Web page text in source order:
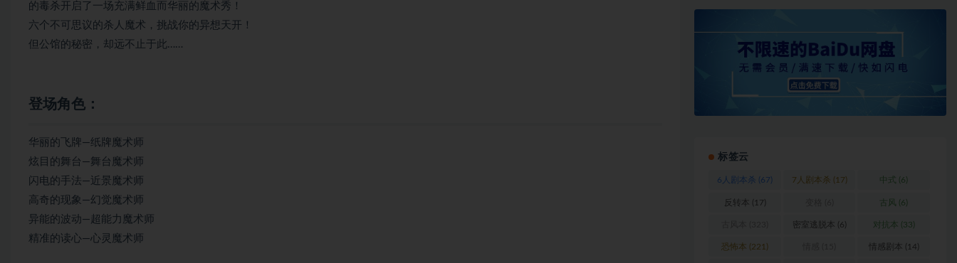
的毒杀开启了一场充满鲜血而华丽的魔术秀！
六个不可思议的杀人魔术，挑战你的异想天开！
但公馆的秘密，却远不止于此……
登场角色：
华丽的飞牌—纸牌魔术师
炫目的舞台—舞台魔术师
闪电的手法—近景魔术师
高奇的现象—幻觉魔术师
异能的波动—超能力魔术师
精准的读心—心灵魔术师
标签云
6人剧本杀 (67) 7人剧本杀 (17) 中式 (6)
反转本 (17) 古风 (6)
密室逃脱本 (6) 对抗本 (33)
恐怖本 (221) 情感剧本 (14)